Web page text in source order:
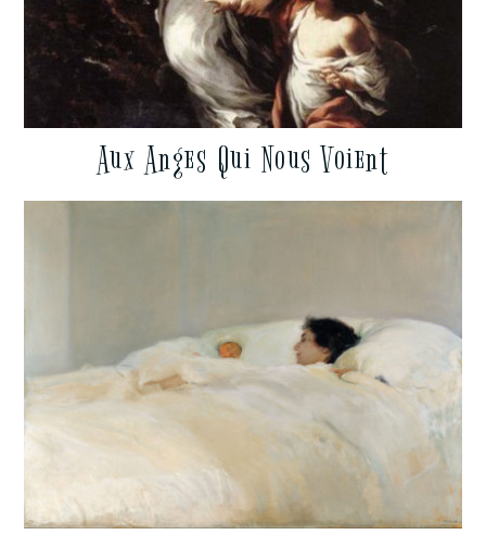
Aux Anges Qui Nous Voient